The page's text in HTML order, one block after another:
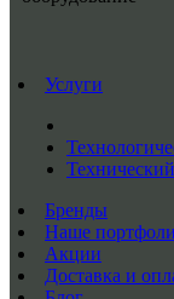
Услуги
Бренды
Наше
Акции
Доставка и